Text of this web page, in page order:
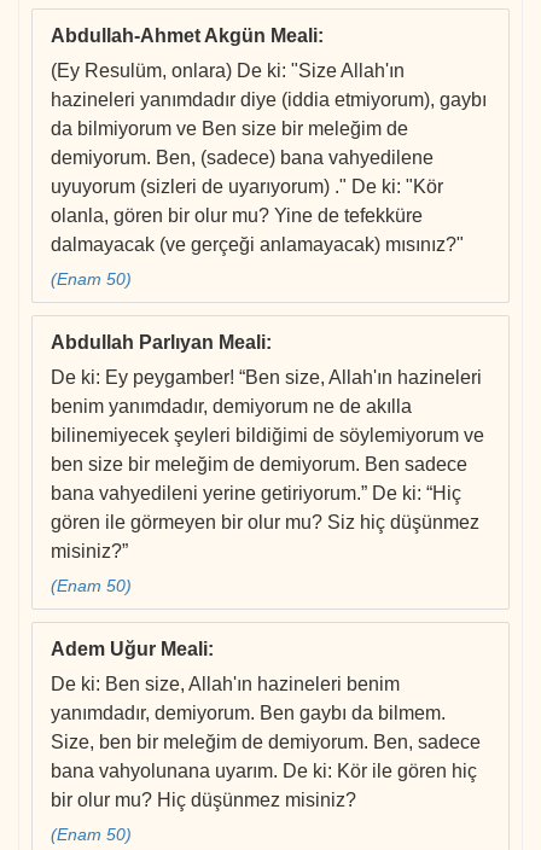
Abdullah-Ahmet Akgün Meali:
(Ey Resulüm, onlara) De ki: "Size Allah'ın
hazineleri yanımdadır diye (iddia etmiyorum), gaybı
da bilmiyorum ve Ben size bir meleğim de
demiyorum. Ben, (sadece) bana vahyedilene
uyuyorum (sizleri de uyarıyorum) ." De ki: "Kör
olanla, gören bir olur mu? Yine de tefekküre
dalmayacak (ve gerçeği anlamayacak) mısınız?"
(Enam 50)
Abdullah Parlıyan Meali:
De ki: Ey peygamber! “Ben size, Allah'ın hazineleri
benim yanımdadır, demiyorum ne de akılla
bilinemiyecek şeyleri bildiğimi de söylemiyorum ve
ben size bir meleğim de demiyorum. Ben sadece
bana vahyedileni yerine getiriyorum.” De ki: “Hiç
gören ile görmeyen bir olur mu? Siz hiç düşünmez
misiniz?”
(Enam 50)
Adem Uğur Meali:
De ki: Ben size, Allah'ın hazineleri benim
yanımdadır, demiyorum. Ben gaybı da bilmem.
Size, ben bir meleğim de demiyorum. Ben, sadece
bana vahyolunana uyarım. De ki: Kör ile gören hiç
bir olur mu? Hiç düşünmez misiniz?
(Enam 50)